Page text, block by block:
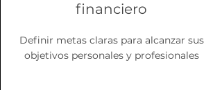
financiero
Definir metas claras para alcanzar sus
objetivos personales y profesionales